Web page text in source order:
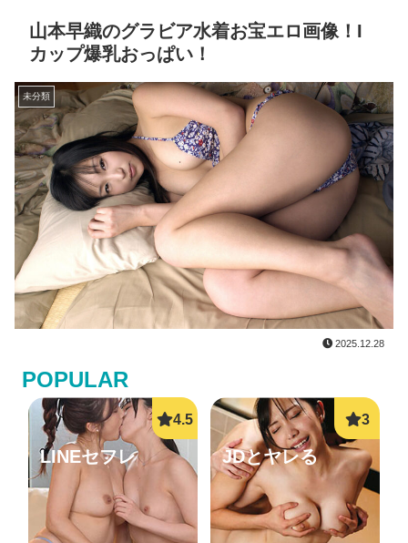
山本早織のグラビア水着お宝エロ画像！I
カップ爆乳おっぱい！
未分類
2025.12.28
POPULAR
LINEセフレ JDとヤレる